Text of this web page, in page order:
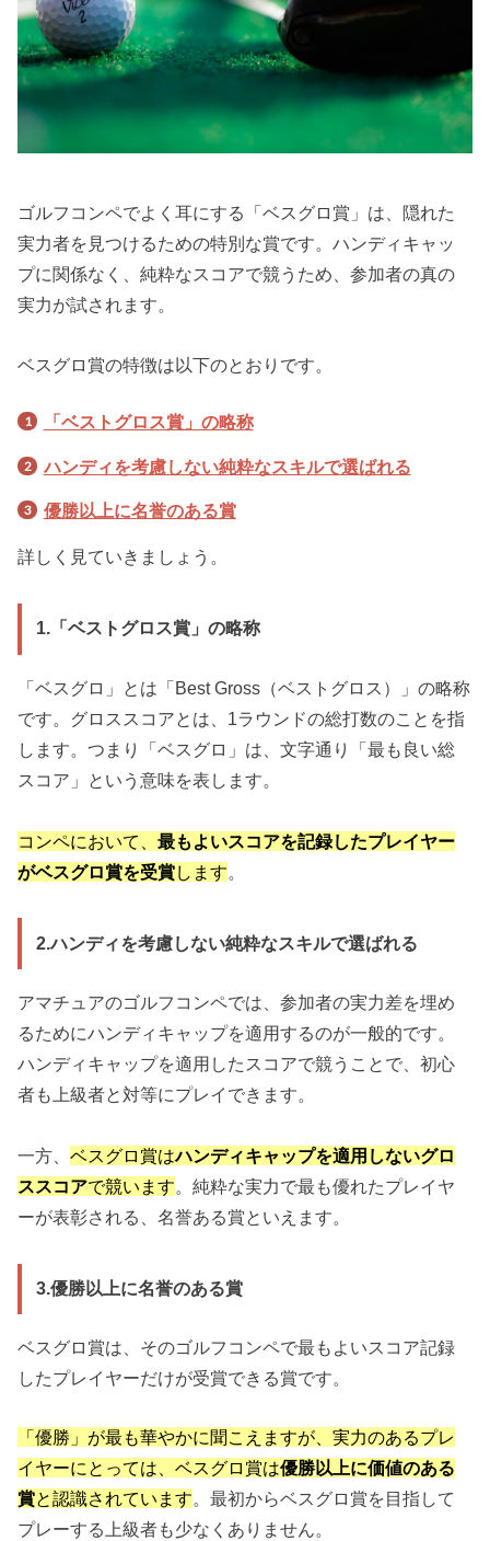
ゴルフコンペでよく耳にする「ベスグロ賞」は、隠れた
実力者を見つけるための特別な賞です。ハンディキャッ
プに関係なく、純粋なスコアで競うため、参加者の真の
実力が試されます。
ベスグロ賞の特徴は以下のとおりです。
「ベストグロス賞」の略称
ハンディを考慮しない純粋なスキルで選ばれる
優勝以上に名誉のある賞
詳しく見ていきましょう。
1.「ベストグロス賞」の略称
「ベスグロ」とは「Best Gross（ベストグロス）」の略称
です。グロススコアとは、1ラウンドの総打数のことを指
します。つまり「ベスグロ」は、文字通り「最も良い総
スコア」という意味を表します。
コンペにおいて、最もよいスコアを記録したプレイヤー
がベスグロ賞を受賞します。
2.ハンディを考慮しない純粋なスキルで選ばれる
アマチュアのゴルフコンペでは、参加者の実力差を埋め
るためにハンディキャップを適用するのが一般的です。
ハンディキャップを適用したスコアで競うことで、初心
者も上級者と対等にプレイできます。
一方、ベスグロ賞はハンディキャップを適用しないグロ
ススコアで競います。純粋な実力で最も優れたプレイヤ
ーが表彰される、名誉ある賞といえます。
3.優勝以上に名誉のある賞
ベスグロ賞は、そのゴルフコンペで最もよいスコア記録
したプレイヤーだけが受賞できる賞です。
「優勝」が最も華やかに聞こえますが、実力のあるプレ
イヤーにとっては、ベスグロ賞は優勝以上に価値のある
賞と認識されています。最初からベスグロ賞を目指して
プレーする上級者も少なくありません。